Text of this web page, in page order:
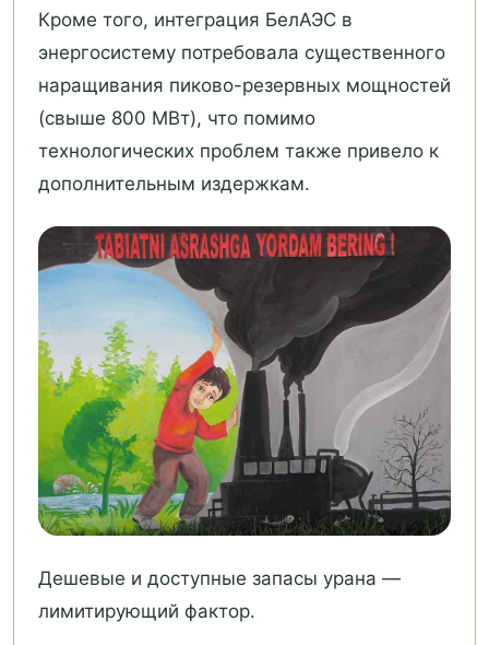
Кроме того, интеграция БелАЭС в
энергосистему потребовала существенного
наращивания пиково-резервных мощностей
(свыше 800 МВт), что помимо
технологических проблем также привело к
дополнительным издержкам.
Дешевые и доступные запасы урана —
лимитирующий фактор.